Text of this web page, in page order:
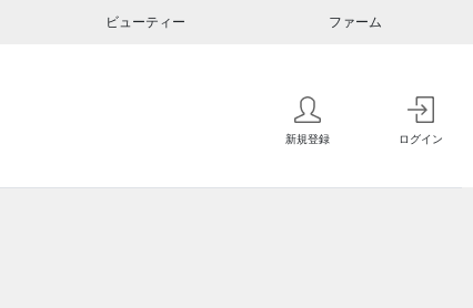
ビューティー ファーム
新規登録 ログイン